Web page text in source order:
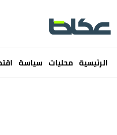
الرئيسية محليات سياسة